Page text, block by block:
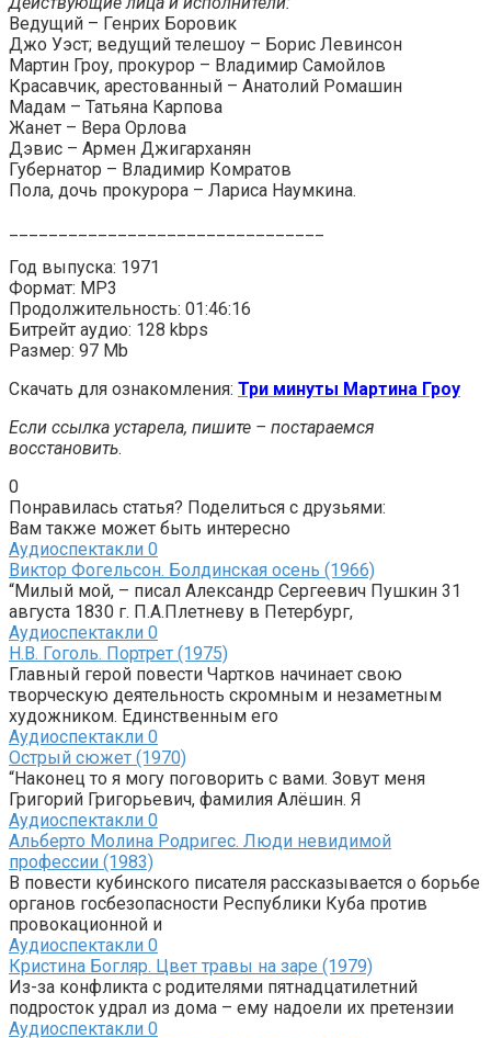
Ведущий – Генрих Боровик
Джо Уэст; ведущий телешоу – Борис Левинсон
Мартин Гроу, прокурор – Владимир Самойлов
Красавчик, арестованный – Анатолий Ромашин
Мадам – Татьяна Карпова
Жанет – Вера Орлова
Дэвис – Армен Джигарханян
Губернатор – Владимир Комратов
Пола, дочь прокурора – Лариса Наумкина.
Год выпуска: 1971
Формат: MP3
Продолжительность: 01:46:16
Битрейт аудио: 128 kbps
Размер: 97 Mb
Скачать для ознакомления: Три минуты Мартина Гроу
Если ссылка устарела, пишите – постараемся
восстановить.
0
Понравилась статья? Поделиться с друзьями:
Вам также может быть интересно
Аудиоспектакли 0
Виктор Фогельсон. Болдинская осень (1966)
“Милый мой, – писал Александр Сергеевич Пушкин 31
августа 1830 г. П.А.Плетневу в Петербург,
Аудиоспектакли 0
Н.В. Гоголь. Портрет (1975)
Главный герой повести Чартков начинает свою
творческую деятельность скромным и незаметным
художником. Единственным его
Аудиоспектакли 0
Острый сюжет (1970)
“Наконец то я могу поговорить с вами. Зовут меня
Григорий Григорьевич, фамилия Алёшин. Я
Аудиоспектакли 0
Альберто Молина Родригес. Люди невидимой
профессии (1983)
В повести кубинского писателя рассказывается о борьбе
органов госбезопасности Республики Куба против
провокационной и
Аудиоспектакли 0
Кристина Богляр. Цвет травы на заре (1979)
Из-за конфликта с родителями пятнадцатилетний
подросток удрал из дома – ему надоели их претензии
Аудиоспектакли 0